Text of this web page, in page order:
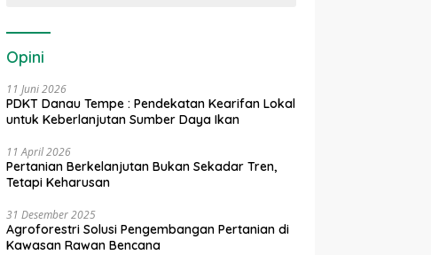
Opini
11 Juni 2026
PDKT Danau Tempe : Pendekatan Kearifan Lokal
untuk Keberlanjutan Sumber Daya Ikan
11 April 2026
Pertanian Berkelanjutan Bukan Sekadar Tren,
Tetapi Keharusan
31 Desember 2025
Agroforestri Solusi Pengembangan Pertanian di
Kawasan Rawan Bencana